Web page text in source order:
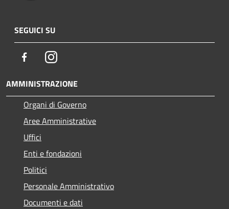
SEGUICI SU
FacebookInstagram
AMMINISTRAZIONE
Organi di Governo
Aree Amministrative
Uffici
Enti e fondazioni
Politici
Personale Amministrativo
Documenti e dati